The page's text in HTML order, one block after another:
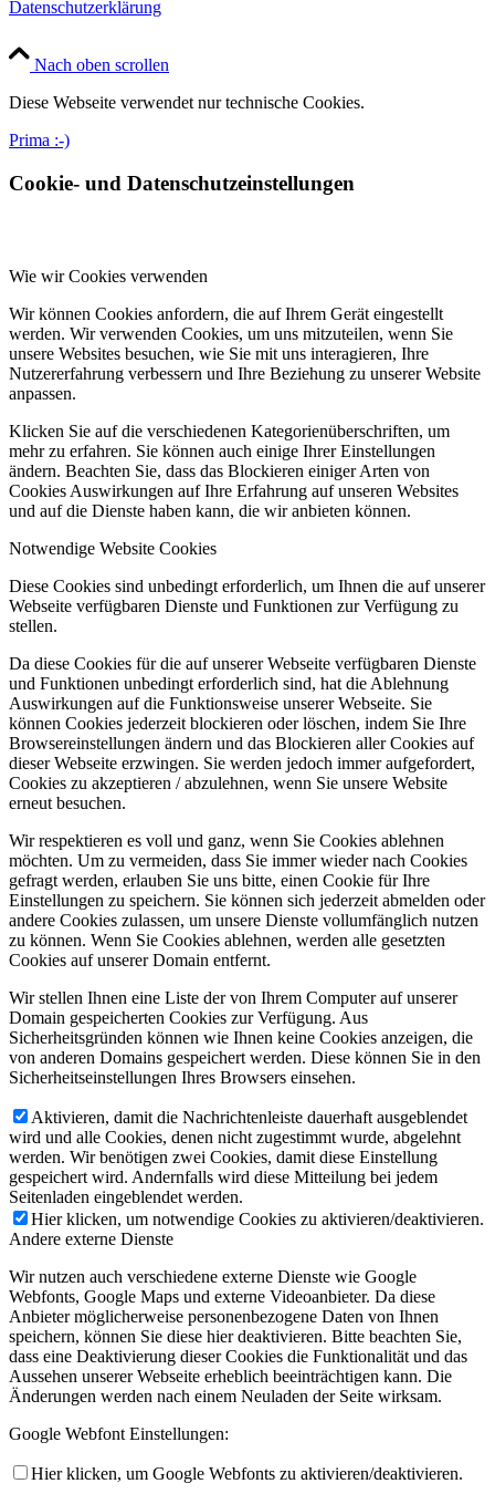
Datenschutzerklärung
Nach oben scrollen
Diese Webseite verwendet nur technische Cookies.
Prima :-)
Cookie- und Datenschutzeinstellungen
Wie wir Cookies verwenden
Wir können Cookies anfordern, die auf Ihrem Gerät eingestellt
werden. Wir verwenden Cookies, um uns mitzuteilen, wenn Sie
unsere Websites besuchen, wie Sie mit uns interagieren, Ihre
Nutzererfahrung verbessern und Ihre Beziehung zu unserer Website
anpassen.
Klicken Sie auf die verschiedenen Kategorienüberschriften, um
mehr zu erfahren. Sie können auch einige Ihrer Einstellungen
ändern. Beachten Sie, dass das Blockieren einiger Arten von
Cookies Auswirkungen auf Ihre Erfahrung auf unseren Websites
und auf die Dienste haben kann, die wir anbieten können.
Notwendige Website Cookies
Diese Cookies sind unbedingt erforderlich, um Ihnen die auf unserer
Webseite verfügbaren Dienste und Funktionen zur Verfügung zu
stellen.
Da diese Cookies für die auf unserer Webseite verfügbaren Dienste
und Funktionen unbedingt erforderlich sind, hat die Ablehnung
Auswirkungen auf die Funktionsweise unserer Webseite. Sie
können Cookies jederzeit blockieren oder löschen, indem Sie Ihre
Browsereinstellungen ändern und das Blockieren aller Cookies auf
dieser Webseite erzwingen. Sie werden jedoch immer aufgefordert,
Cookies zu akzeptieren / abzulehnen, wenn Sie unsere Website
erneut besuchen.
Wir respektieren es voll und ganz, wenn Sie Cookies ablehnen
möchten. Um zu vermeiden, dass Sie immer wieder nach Cookies
gefragt werden, erlauben Sie uns bitte, einen Cookie für Ihre
Einstellungen zu speichern. Sie können sich jederzeit abmelden oder
andere Cookies zulassen, um unsere Dienste vollumfänglich nutzen
zu können. Wenn Sie Cookies ablehnen, werden alle gesetzten
Cookies auf unserer Domain entfernt.
Wir stellen Ihnen eine Liste der von Ihrem Computer auf unserer
Domain gespeicherten Cookies zur Verfügung. Aus
Sicherheitsgründen können wie Ihnen keine Cookies anzeigen, die
von anderen Domains gespeichert werden. Diese können Sie in den
Sicherheitseinstellungen Ihres Browsers einsehen.
Aktivieren, damit die Nachrichtenleiste dauerhaft ausgeblendet
wird und alle Cookies, denen nicht zugestimmt wurde, abgelehnt
werden. Wir benötigen zwei Cookies, damit diese Einstellung
gespeichert wird. Andernfalls wird diese Mitteilung bei jedem
Seitenladen eingeblendet werden.
Hier klicken, um notwendige Cookies zu aktivieren/deaktivieren.
Andere externe Dienste
Wir nutzen auch verschiedene externe Dienste wie Google
Webfonts, Google Maps und externe Videoanbieter. Da diese
Anbieter möglicherweise personenbezogene Daten von Ihnen
speichern, können Sie diese hier deaktivieren. Bitte beachten Sie,
dass eine Deaktivierung dieser Cookies die Funktionalität und das
Aussehen unserer Webseite erheblich beeinträchtigen kann. Die
Änderungen werden nach einem Neuladen der Seite wirksam.
Google Webfont Einstellungen:
Hier klicken, um Google Webfonts zu aktivieren/deaktivieren.